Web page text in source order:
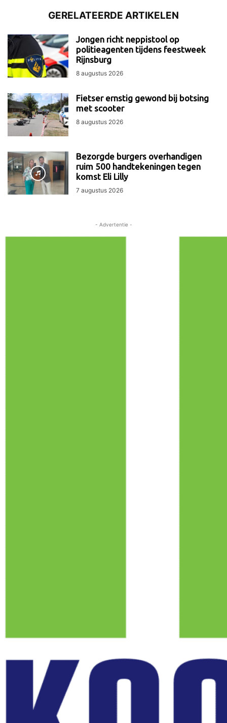
GERELATEERDE ARTIKELEN
Jongen richt neppistool op
politieagenten tijdens feestweek
Rijnsburg
8 augustus 2026
Fietser ernstig gewond bij botsing
met scooter
8 augustus 2026
Bezorgde burgers overhandigen
ruim 500 handtekeningen tegen
komst Eli Lilly
7 augustus 2026
- Advertentie -